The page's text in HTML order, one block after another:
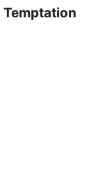
Temptation